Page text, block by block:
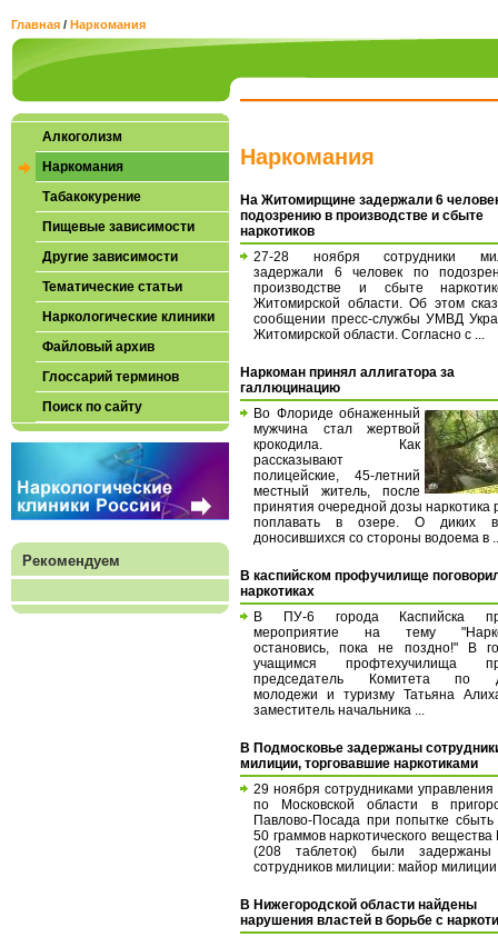
Главная / Наркомания
Алкоголизм
Наркомания
Табакокурение
Пищевые зависимости
Другие зависимости
Тематические статьи
Наркологические клиники
Файловый архив
Глоссарий терминов
Поиск по сайту
Рекомендуем
Наркомания
На Житомирщине задержали 6
подозрению в производстве и сбыте
наркотиков
27-28 ноября сотрудники
задержали 6 человек по
производстве и сбыте
Житомирской области. Об этом
сообщении пресс-службы УМВД
Житомирской области. Согласно с ...
Наркоман принял аллигатора за
галлюцинацию
Во Флориде обнаженный
мужчина стал жертвой
крокодила. Как
рассказывают
полицейские, 45-летний
местный житель, после
принятия очередной дозы наркотика
поплавать в озере. О диких
доносившихся со стороны водоема в
В каспийском профучилище
наркотиках
В ПУ-6 города Каспийска
мероприятие на тему
остановись, пока не поздно!" В
учащимся профтехучилища
председатель Комитета по
молодежи и туризму Татьяна
заместитель начальника ...
В Подмосковье задержаны
милиции, торговавшие наркотиками
29 ноября сотрудниками
по Московской области в
Павлово-Посада при попытке сбыть
50 граммов наркотического
(208 таблеток) были
сотрудников милиции: майор милиции
В Нижегородской области найдены
нарушения властей в борьбе с